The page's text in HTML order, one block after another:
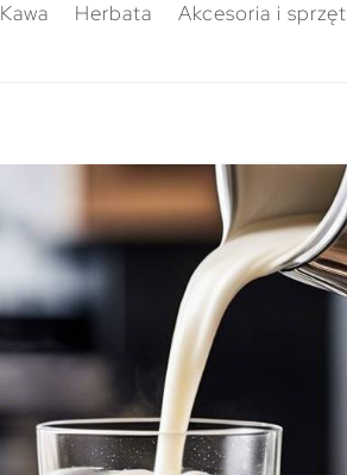
Kawa Herbata Akcesoria i sprzęt